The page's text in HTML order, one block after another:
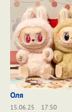
Оля
15.06.25
17:50